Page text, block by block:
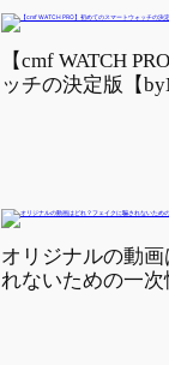
【cmf WATCH
ッチの決定版【
オリジナルの動
れないための一